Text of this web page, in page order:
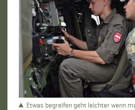
Etwas begreifen geht leichter wenn